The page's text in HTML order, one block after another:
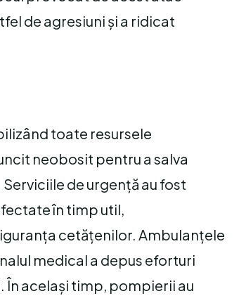
de agresiuni și a ridicat
toate resursele
neobosit pentru a salva
de urgență au fost
în timp util,
cetățenilor. Ambulanțele
medical a depus eforturi
același timp, pompierii au